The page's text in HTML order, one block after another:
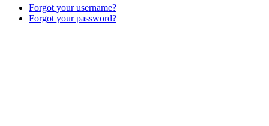
Forgot your username?
Forgot your password?